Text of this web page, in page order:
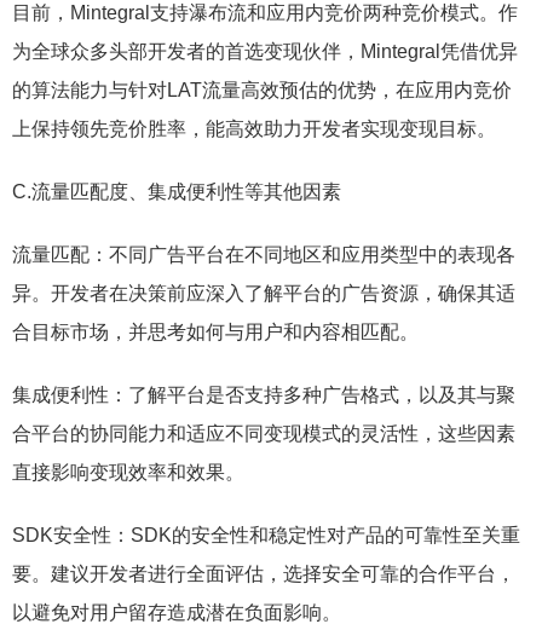
目前，Mintegral支持瀑布流和应用内竞价两种竞价模式。作
为全球众多头部开发者的首选变现伙伴，Mintegral凭借优异
的算法能力与针对LAT流量高效预估的优势，在应用内竞价
上保持领先竞价胜率，能高效助力开发者实现变现目标。
C.流量匹配度、集成便利性等其他因素
流量匹配：不同广告平台在不同地区和应用类型中的表现各
异。开发者在决策前应深入了解平台的广告资源，确保其适
合目标市场，并思考如何与用户和内容相匹配。
集成便利性：了解平台是否支持多种广告格式，以及其与聚
合平台的协同能力和适应不同变现模式的灵活性，这些因素
直接影响变现效率和效果。
SDK安全性：SDK的安全性和稳定性对产品的可靠性至关重
要。建议开发者进行全面评估，选择安全可靠的合作平台，
以避免对用户留存造成潜在负面影响。